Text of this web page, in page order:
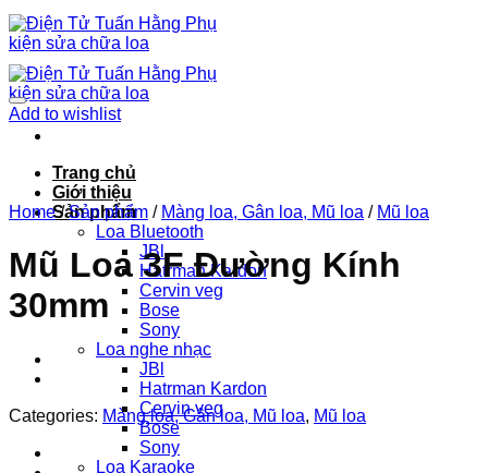
Chuyển
đến
nội
dung
Trang chủ
Giới thiệu
Sản phẩm
Loa Bluetooth
JBl
Hatrman Kardon
Cervin veg
Bose
Sony
Loa nghe nhạc
JBl
Hatrman Kardon
Cervin veg
Bose
Sony
Loa Karaoke
Add to wishlist
Home / Sản phẩm / Màng loa, Gân loa, Mũ loa / Mũ loa
Mũ Loa 3F Đường Kính
30mm
Categories: Màng loa, Gân loa, Mũ loa, Mũ loa